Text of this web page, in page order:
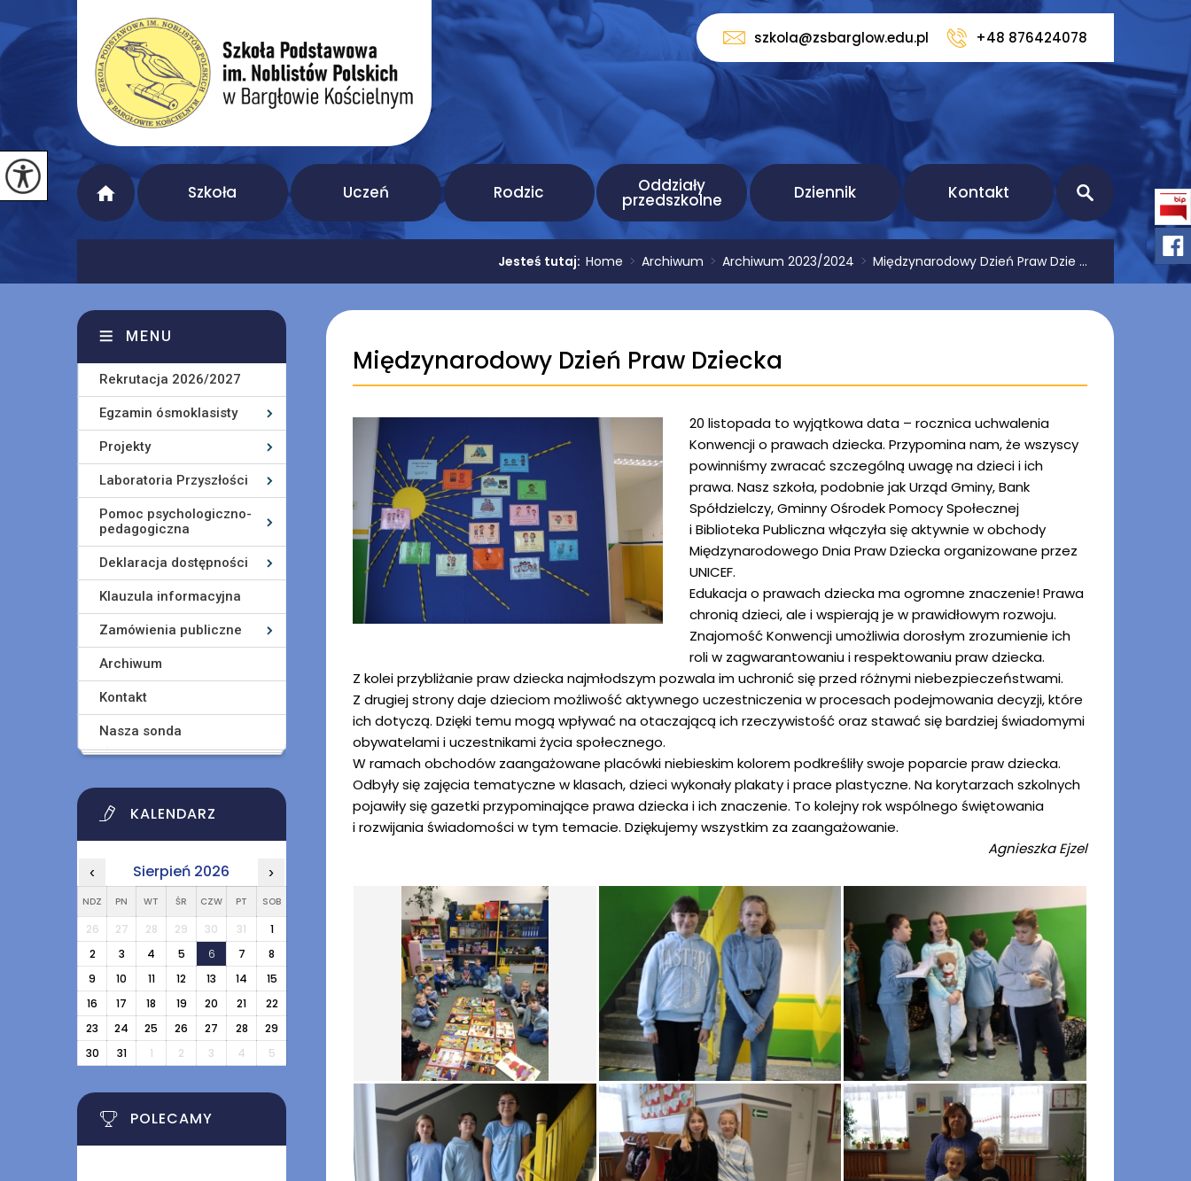
szkola@zsbarglow.edu.pl +48 876424078
Szkoła Uczeń Rodzic Oddziały
przedszkolne Dziennik Kontakt
Jesteś tutaj: Home > Archiwum > Archiwum 2023/2024 > Międzynarodowy Dzień Praw Dzie ...
Międzynarodowy Dzień Praw Dziecka
20 listopada to wyjątkowa data – rocznica uchwalenia
Konwencji o prawach dziecka. Przypomina nam, że wszyscy
powinniśmy zwracać szczególną uwagę na dzieci i ich
prawa. Nasz szkoła, podobnie jak Urząd Gminy, Bank
Spółdzielczy, Gminny Ośrodek Pomocy Społecznej
i Biblioteka Publiczna włączyła się aktywnie w obchody
Międzynarodowego Dnia Praw Dziecka organizowane przez
UNICEF.
Edukacja o prawach dziecka ma ogromne znaczenie! Prawa
chronią dzieci, ale i wspierają je w prawidłowym rozwoju.
Znajomość Konwencji umożliwia dorosłym zrozumienie ich
roli w zagwarantowaniu i respektowaniu praw dziecka.
Z kolei przybliżanie praw dziecka najmłodszym pozwala im uchronić się przed różnymi niebezpieczeństwami.
Z drugiej strony daje dzieciom możliwość aktywnego uczestniczenia w procesach podejmowania decyzji, które
ich dotyczą. Dzięki temu mogą wpływać na otaczającą ich rzeczywistość oraz stawać się bardziej świadomymi
obywatelami i uczestnikami życia społecznego.
W ramach obchodów zaangażowane placówki niebieskim kolorem podkreśliły swoje poparcie praw dziecka.
Odbyły się zajęcia tematyczne w klasach, dzieci wykonały plakaty i prace plastyczne. Na korytarzach szkolnych
pojawiły się gazetki przypominające prawa dziecka i ich znaczenie. To kolejny rok wspólnego świętowania
i rozwijania świadomości w tym temacie. Dziękujemy wszystkim za zaangażowanie.
Agnieszka Ejzel
MENU
Rekrutacja 2026/2027
Egzamin ósmoklasisty
Projekty
Laboratoria Przyszłości
Pomoc psychologiczno-
pedagogiczna
Deklaracja dostępności
Klauzula informacyjna
Zamówienia publiczne
Archiwum
Kontakt
Nasza sonda
KALENDARZ
‹ Sierpień 2026 ›
NDZ PN WT ŚR CZW PT SOB
26 27 28 29 30 31
1
2
3 4 5 6 7
8
9
10 11 12 13 14
15
16
17 18 19 20 21
22
23
24 25 26 27 28
29
30
31 1 2 3 4 5
POLECAMY